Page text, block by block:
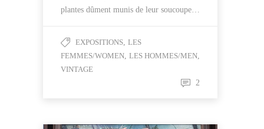
plantes dûment munis de leur soucoupe…
EXPOSITIONS LES
FEMMES/WOMEN LES HOMMES/MEN
VINTAGE
2